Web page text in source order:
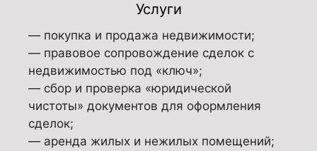
Услуги
— покупка и продажа недвижимости;
— правовое сопровождение сделок с
недвижимостью под «ключ»;
— сбор и проверка «юридической
чистоты» документов для оформления
сделок;
— аренда жилых и нежилых помещений;